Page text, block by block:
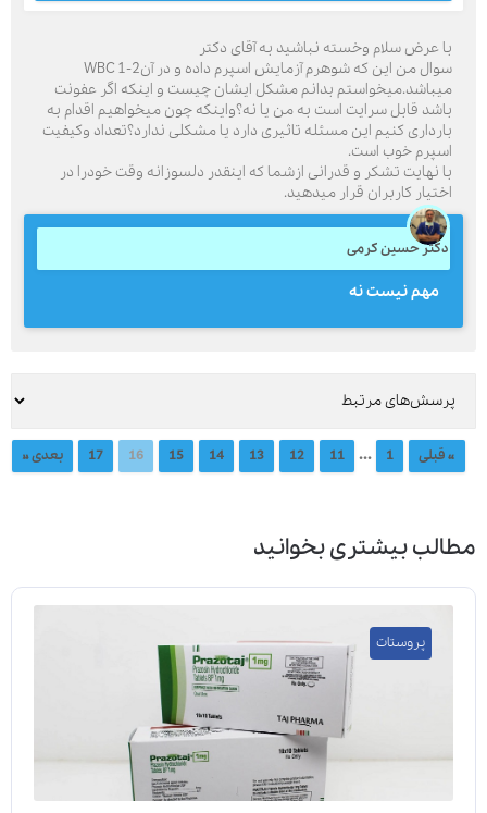
با عرض سلام وخسته نباشید به آقای دکتر
سوال من این که شوهرم آزمایش اسپرم داده و در آنWBC 1-2
میباشد.میخواستم بدانم مشکل ایشان چیست و اینکه اگر عفونت
باشد قابل سرایت است به من یا نه؟واینکه چون میخواهیم اقدام به
بارداری کنیم این مسئله تاثیری دارد یا مشکلی ندارد؟تعداد وکیفیت
اسپرم خوب است.
با نهایت تشکر و قدرانی ازشما که اینقدر دلسوزانه وقت خودرا در
اختیار کاربران قرار میدهید.
دکتر حسین کرمی
مهم نیست نه
« قبلی 1
...
11
12
13
14
15
16
17 بعدی »
مطالب بیشتری بخوانید
پروستات